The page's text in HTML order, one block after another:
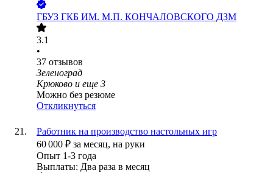
ГБУЗ ГКБ ИМ. М.П. КОНЧАЛОВСКОГО ДЗМ
3.1
•
37 отзывов
Зеленоград
Крюково и еще 3
Можно без резюме
Откликнуться
Работник на производство настольных игр
60 000 ₽ за месяц, на руки
Опыт 1-3 года
Выплаты: Два раза в месяц